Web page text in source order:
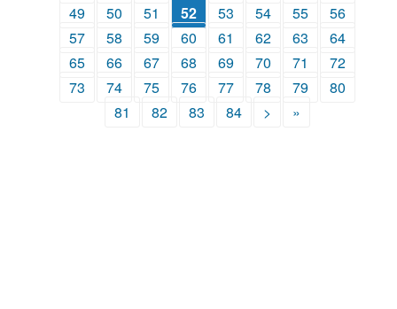
49
50 51 52 53 54 55
56
57
58 59 60 61 62 63
64
65
66 67 68 69 70 71
72
73
74 75 76 77 78 79
80
81
82 83 84 > »